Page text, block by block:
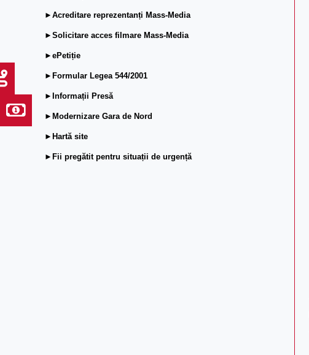
►Acreditare reprezentanți Mass-Media
►Solicitare acces filmare Mass-Media
►ePetiție
►Formular Legea 544/2001
►Informații Presă
►Modernizare Gara de Nord
►Hartă site
►Fii pregătit pentru situații de urgență